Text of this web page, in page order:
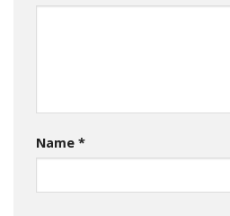
Name *